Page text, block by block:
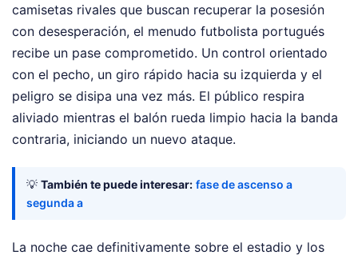
camisetas rivales que buscan recuperar la posesión
con desesperación, el menudo futbolista portugués
recibe un pase comprometido. Un control orientado
con el pecho, un giro rápido hacia su izquierda y el
peligro se disipa una vez más. El público respira
aliviado mientras el balón rueda limpio hacia la banda
contraria, iniciando un nuevo ataque.
💡 También te puede interesar: fase de ascenso a
segunda a
La noche cae definitivamente sobre el estadio y los